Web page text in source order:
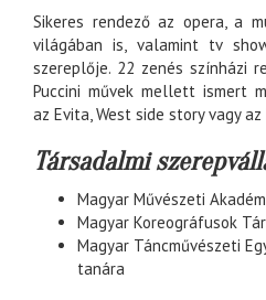
Sikeres rendező az opera, a
világában is, valamint tv
szereplője. 22 zenés színházi
Puccini művek mellett ismert
az Evita, West side story vagy
Társadalmi
Magyar Művészeti
Magyar Koreográfusok
Magyar Táncművészeti
tanára